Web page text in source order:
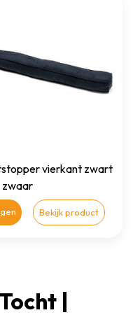
vierkant zwart
Bekijk product
|